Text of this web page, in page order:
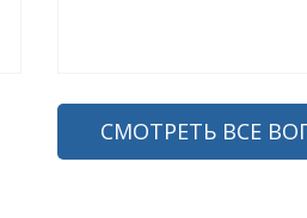
СМОТРЕТЬ ВСЕ